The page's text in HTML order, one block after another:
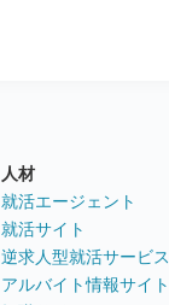
人材
就活エージェント
就活サイト
逆求人型就活サービス
アルバイト情報サイト